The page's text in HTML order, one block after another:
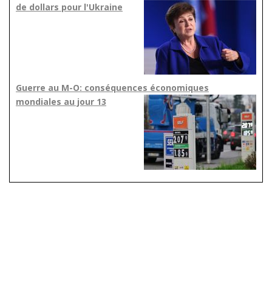
de dollars pour l'Ukraine
Guerre au M-O: conséquences économiques
mondiales au jour 13